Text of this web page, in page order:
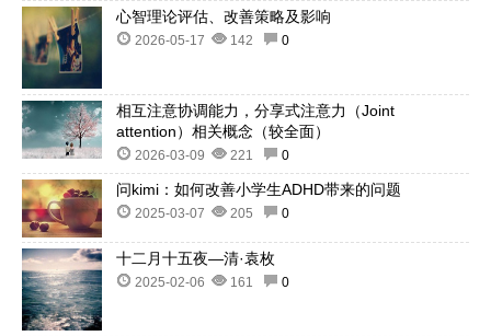
心智理论评估、改善策略及影响
2026-05-17 142 0
相互注意协调能力，分享式注意力（Joint
attention）相关概念（较全面）
2026-03-09 221 0
问kimi：如何改善小学生ADHD带来的问题
2025-03-07 205 0
十二月十五夜—清·袁枚
2025-02-06 161 0